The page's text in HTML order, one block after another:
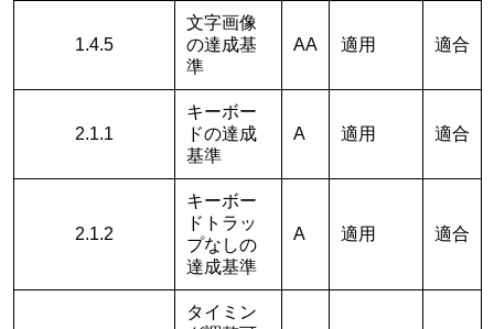
1.4.5
文字画像
の達成基
準
AA 適用 適合
2.1.1
キーボー
ドの達成
基準
A 適用 適合
2.1.2
キーボー
ドトラッ
プなしの
達成基準
A 適用 適合
タイミン